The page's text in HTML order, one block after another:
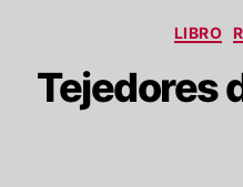
LIBRO
Tejedores